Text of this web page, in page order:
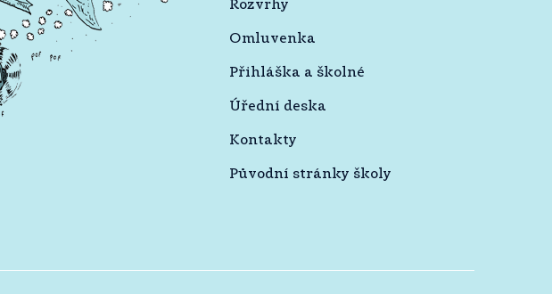
Rozvrhy
Omluvenka
Přihláška a školné
Úřední deska
Kontakty
Původní stránky školy